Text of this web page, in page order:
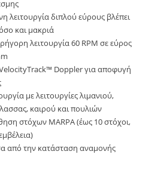
λειτουργία διπλού εύρους βλέπει
και μακριά
λειτουργία 60 RPM σε εύρος
Doppler για αποφυγή
με λειτουργίες λιμανιού,
καιρού και πουλιών
στόχων MARPA (έως 10 στόχοι,
από την κατάσταση αναμονής